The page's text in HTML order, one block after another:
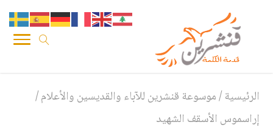
الرئيسية/موسوعة قنشرين للآباء والقديسين والأعلام/
إراسموس الأسقف الشهيد